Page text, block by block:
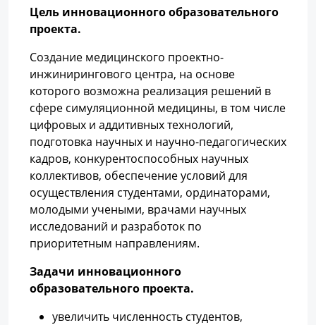
Цель инновационного образовательного
проекта.
Создание медицинского проектно-
инжинирингового центра, на основе
которого возможна реализация решений в
сфере симуляционной медицины, в том числе
цифровых и аддитивных технологий,
подготовка научных и научно-педагогических
кадров, конкурентоспособных научных
коллективов, обеспечение условий для
осуществления студентами, ординаторами,
молодыми учеными, врачами научных
исследований и разработок по
приоритетным направлениям.
Задачи инновационного
образовательного проекта.
увеличить численность студентов,